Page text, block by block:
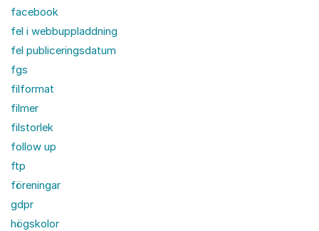
facebook
fel i webbuppladdning
fel publiceringsdatum
fgs
filformat
filmer
filstorlek
follow up
ftp
föreningar
gdpr
högskolor